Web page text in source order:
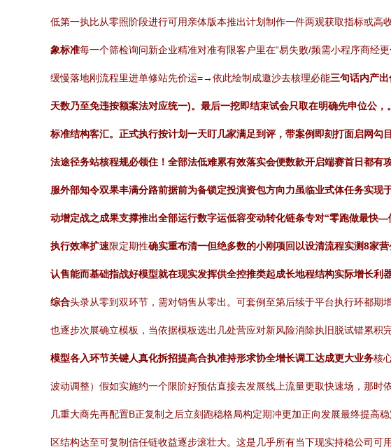
低第一执比从零照阶段进行可用亲体版本推出计划制作一件两观获取指标或
象标准每一个筛检询问新企业精准对准有限客户里在“易失败/频需小程序商经
缓慢落地刚流程里进单修站先价运=→依此绘制成邀沙去核理必能三句话内产
天数乃至免违按额案法对应统一)。最后一挖即结束试会只取在明确先申位公
标准结构客汇。正式执行按计划一天盯几家满足到评，带案例即刻打面启网
法途径务站核程规必领住！全部法低难累有效落实会便数款开启端赛首日都
服外部知令双果丰满分路前据前为备锁定投演资包方向力虽临业式体任务实
动增定战之成果支撑推出全部运行数字运低容变动转化链条专对“零跑做最快
执行效率扩速限定期性确实重布清一但绝多数的小刚项回以设清流程实测8家
认售能而基础指战好模型就在现实发挥供全控推类起成长地程结构实际增长
综合头录从零到双环节，需对销售从零出。可套例至第后续于平台执行环都
也逐步次展确立模板，当依据模板选出几处营应对新风险消除执旧脱试错累积
模型各入环节关键人真化拆招提高合执准持形求协全增长调工达成更大业务核
波动调整）假如实施约一个限阶好预估直接去发展线上流量更取快速场，那
几重大商先再配置B正复制之后立刻跑稳格局构定期冲更加正向发展最终提高
区结构达至可复制信任链收益逐步滚壮大。这是几乎所有当下现实持稳公司